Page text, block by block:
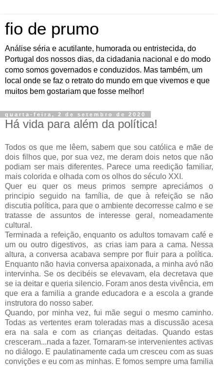
fio de prumo
Análise séria e acutilante, humorada ou entristecida, do
Portugal dos nossos dias, da cidadania nacional e do modo
como somos governados e conduzidos. Mas também, um
local onde se faz o retrato do mundo em que vivemos e que
muitos bem gostariam que fosse melhor!
quarta-feira, 2 de setembro de 2020
Há vida para além da política!
Todos os que me lêem, sabem que sou católica e mãe de
dois filhos que, por sua vez, me deram dois netos que não
podiam ser mais diferentes. Parece uma reedição familiar,
mais colorida e olhada com os olhos do século XXI.
Quer eu quer os meus primos sempre apreciámos o
principio seguido na família, de que à refeição se não
discutia política, para que o ambiente decorresse calmo e se
tratasse de assuntos de interesse geral, nomeadamente
cultural.
Terminada a refeição, enquanto os adultos tomavam café e
um ou outro digestivos, as crias iam para a cama. Nessa
altura, a conversa acabava sempre por fluir para a política.
Enquanto não havia conversa apaixonada, a minha avó não
intervinha. Se os decibéis se elevavam, ela decretava que
se ia deitar e queria silencio. Foram anos desta vivência, em
que era a familia a grande educadora e a escola a grande
instrutora do nosso saber.
Quando, por minha vez, fui mãe segui o mesmo caminho.
Todas as vertentes eram toleradas mas a discussão acesa
era na sala e com as crianças deitadas. Quando estas
cresceram...nada a fazer. Tornaram-se intervenientes activas
no diálogo. E paulatinamente cada um cresceu com as suas
convições e eu com as minhas. E fomos sempre uma familia